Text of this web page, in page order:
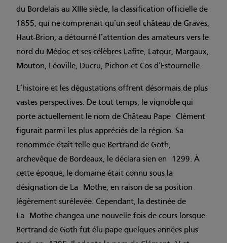
du Bordelais au XIIIe siècle, la classification officielle de
1855, qui ne comprenait qu’un seul château de Graves,
Haut-Brion, a détourné l’attention des amateurs vers le
nord du Médoc et ses célèbres Lafite, Latour, Margaux,
Mouton, Léoville, Ducru, Pichon et Cos d’Estournelle.
L’histoire et les dégustations offrent désormais de plus
vastes perspectives. De tout temps, le vignoble qui
porte actuellement le nom de Château Pape Clément
figurait parmi les plus appréciés de la région. Sa
renommée était telle que Bertrand de Goth,
archevêque de Bordeaux, le déclara sien en 1299. À
cette époque, le domaine était connu sous la
désignation de La Mothe, en raison de sa position
légèrement surélevée. Cependant, la destinée de
La Mothe changea une nouvelle fois de cours lorsque
Bertrand de Goth fut élu pape quelques années plus